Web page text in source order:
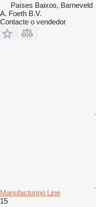
Países Baixos, Barneveld
A. Foeth B.V.
Contacte o vendedor
Manufacturing Line
15